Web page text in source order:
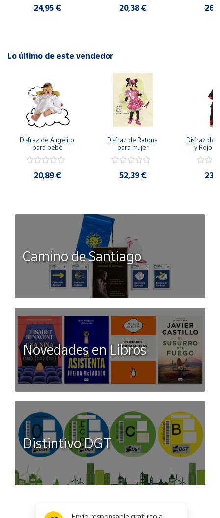
24,95 € 20,38 €
Lo último de este vendedor
Disfraz de Angelito
para bebé
20,89 €
Disfraz de Ratona
para mujer
52,39 €
Disfraz de
y Rojo
Camino de Santiago
Novedades en Libros
Distintivo DGT
Envío responsable gratuito a